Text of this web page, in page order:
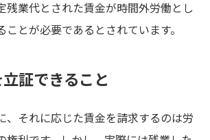
残業代とされた賃金が時間外労働とし
とが必要であるとされています。
立証できること
、それに応じた賃金を請求するのは労